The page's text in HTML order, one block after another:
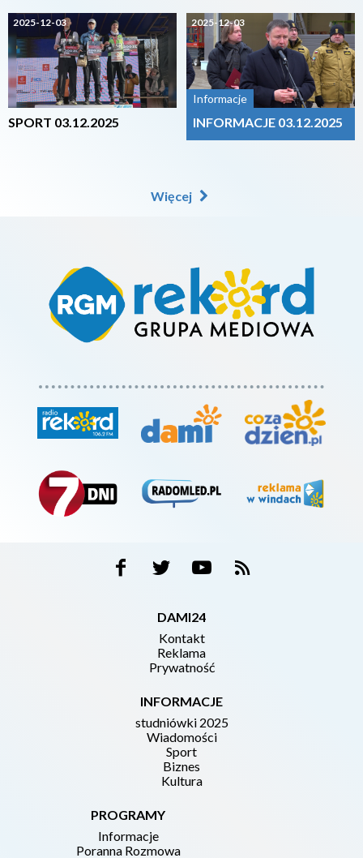
2025-12-03
SPORT 03.12.2025
2025-12-03
Informacje
INFORMACJE 03.12.2025
Więcej
DAMI24
Kontakt
Reklama
Prywatność
INFORMACJE
studniówki 2025
Wiadomości
Sport
Biznes
Kultura
PROGRAMY
Informacje
Poranna Rozmowa